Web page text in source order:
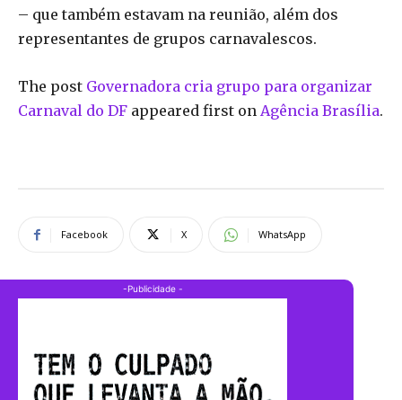
– que também estavam na reunião, além dos
representantes de grupos carnavalescos.
The post Governadora cria grupo para organizar
Carnaval do DF appeared first on Agência Brasília.
Facebook X WhatsApp
-Publicidade -